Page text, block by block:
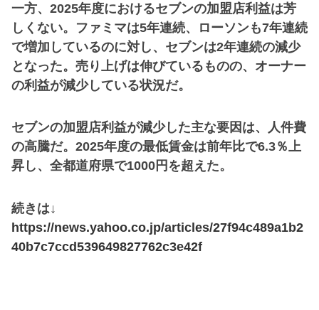
一方、2025年度におけるセブンの加盟店利益は芳
しくない。ファミマは5年連続、ローソンも7年連続
で増加しているのに対し、セブンは2年連続の減少
となった。売り上げは伸びているものの、オーナー
の利益が減少している状況だ。
セブンの加盟店利益が減少した主な要因は、人件費
の高騰だ。2025年度の最低賃金は前年比で6.3％上
昇し、全都道府県で1000円を超えた。
続きは↓
https://news.yahoo.co.jp/articles/27f94c489a1b2
40b7c7ccd539649827762c3e42f